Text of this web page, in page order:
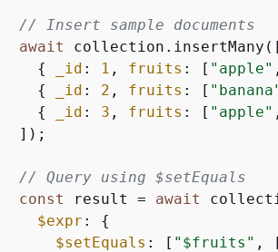
// Insert sample documents
await
{
_id : 1 , fruits : [ "apple"
{
_id : 2 , fruits : [
{
_id : 3 , fruits : [ "apple"
  ]);
// Query using $setEquals
const
result = await
$expr : {
$setEquals : [ "$fruits" ,